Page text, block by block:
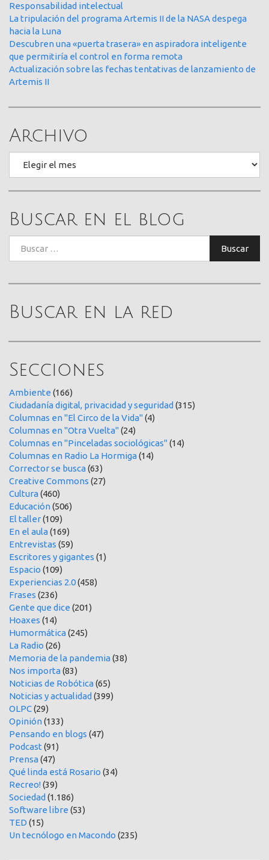
Responsabilidad intelectual
La tripulación del programa Artemis II de la NASA despega
hacia la Luna
Descubren una «puerta trasera» en aspiradora inteligente
que permitiría el control en forma remota
Actualización sobre las fechas tentativas de lanzamiento de
Artemis II
Archivo
Buscar en el blog
Buscar
Buscar en la red
Secciones
Ambiente (166)
Ciudadanía digital, privacidad y seguridad (315)
Columnas en "El Circo de la Vida"(4)
Columnas en "Otra Vuelta"(24)
Columnas en "Pinceladas sociológicas"(14)
Columnas en Radio La Hormiga(14)
Corrector se busca(63)
Creative Commons (27)
Cultura(460)
Educación(506)
El taller(109)
En el aula(169)
Entrevistas (59)
Escritores y gigantes (1)
Espacio (109)
Experiencias 2.0(458)
Frases (236)
Gente que dice (201)
Hoaxes (14)
Humormática(245)
La Radio (26)
Memoria de la pandemia(38)
Nos importa(83)
Noticias de Robótica(65)
Noticias y actualidad (399)
OLPC(29)
Opinión(133)
Pensando en blogs (47)
Podcast (91)
Prensa(47)
Qué linda está Rosario (34)
Recreo!(39)
Sociedad (1.186)
Software libre (53)
TED (15)
Un tecnólogo en Macondo (235)